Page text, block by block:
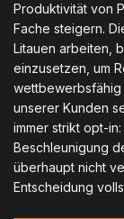
Produktivität von
Fache steigern.
Litauen arbeiten,
einzusetzen, um
wettbewerbsfähig
unserer Kunden
immer strikt opt-
Beschleunigung
überhaupt nicht
Entscheidung